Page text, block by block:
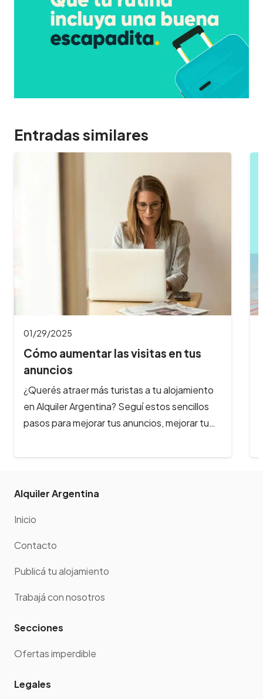
Entradas similares
01/03/2025
Llegó #Veranear: ¡potenciá tus
redes sociales…
Con la llegada del verano, las oportunidades
para aumentar tus reservas se multiplican. En
Alquiler Argentina, queremos acompañarte en
Alquiler Argentina
Inicio
Contacto
Publicá tu alojamiento
Trabajá con nosotros
Secciones
Ofertas imperdible
Legales